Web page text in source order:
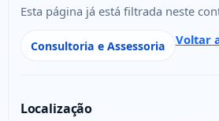
Esta página já está filtrada neste
Consultoria e Assessoria Voltar
Localização